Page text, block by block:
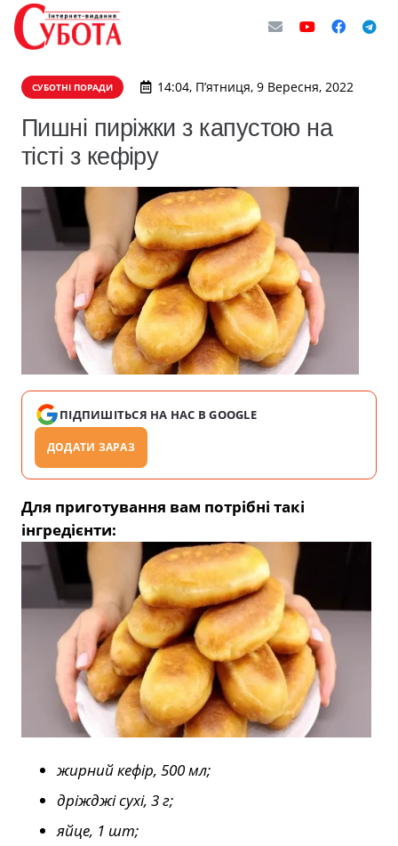
СУБОТНІ ПОРАДИ 14:04, П’ятниця, 9 Вересня, 2022
Пишні пиріжки з капустою на
тісті з кефіру
ПІДПИШІТЬСЯ НА НАС В GOOGLE
ДОДАТИ ЗАРАЗ
Для приготування вам потрібні такі
інгредієнти:
жирний кефір, 500 мл;
дріжджі сухі, 3 г;
яйце, 1 шт;